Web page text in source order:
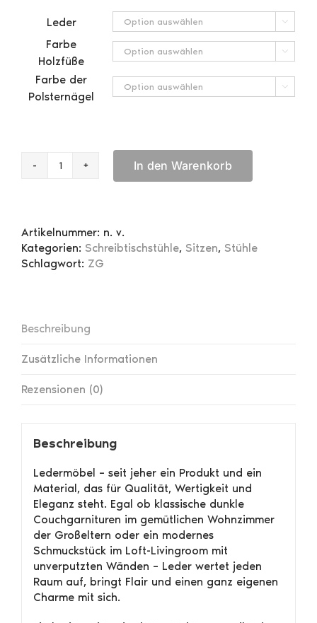
Leder 
Farbe
Holzfüße

Farbe der
Polsternägel

Court
Menge
In den Warenkorb
Artikelnummer: n. v.
Kategorien: Schreibtischstühle, Sitzen, Stühle
Schlagwort: ZG
Beschreibung
Zusätzliche Informationen
Rezensionen (0)
Beschreibung
Ledermöbel – seit jeher ein Produkt und ein
Material, das für Qualität, Wertigkeit und
Eleganz steht. Egal ob klassische dunkle
Couchgarnituren im gemütlichen Wohnzimmer
der Großeltern oder ein modernes
Schmuckstück im Loft-Livingroom mit
unverputzten Wänden – Leder wertet jeden
Raum auf, bringt Flair und einen ganz eigenen
Charme mit sich.